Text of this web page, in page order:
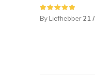
By Liefhebber 21